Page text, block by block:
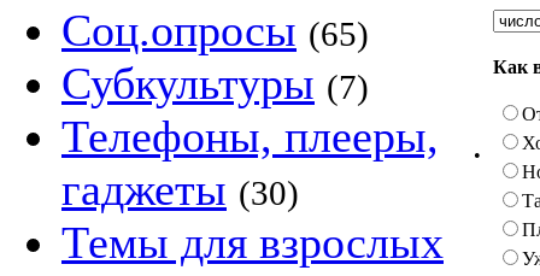
Соц.опросы (65)
Субкультуры (7)
Телефоны, плееры,
гаджеты (30)
Темы для взрослых
•
Как